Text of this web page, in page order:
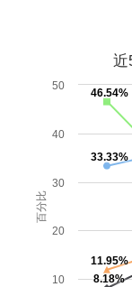
百分比
近
33.33%
8.18%
46.54%
11.95%
10
20
30
40
50